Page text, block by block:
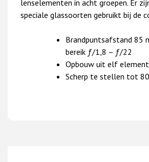
lenselementen in acht groepen. Er
speciale glassoorten gebruikt bij de
Brandpuntsafstand 85
bereik ƒ/1,8 – ƒ/22
Opbouw uit elf
Scherp te stellen tot